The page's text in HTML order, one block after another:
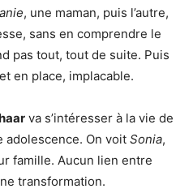
, une maman, puis l’autre,
sans en comprendre le
pas tout, tout de suite. Puis
en place, implacable.
va s’intéresser à la vie de
On voit Sonia,
famille. Aucun lien entre
transformation.